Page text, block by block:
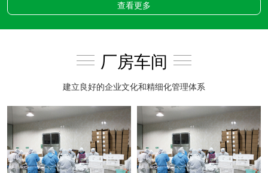
查看更多
厂房车间
建立良好的企业文化和精细化管理体系